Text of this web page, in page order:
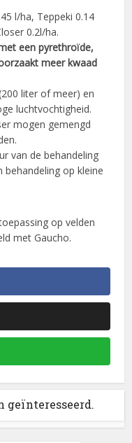
l/ha, Teppeki 0.14
0.2l/ha.
een pyrethroïde,
meer kwaad
liter of meer) en
luchtvochtigheid.
mogen gemengd
van de behandeling
behandeling op kleine
op velden
met Gaucho.
geïnteresseerd.